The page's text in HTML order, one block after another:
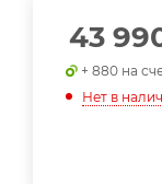
43
+ 880 на
Нет в